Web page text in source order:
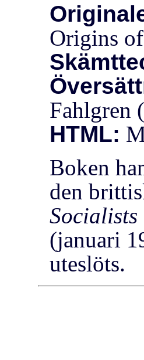
Origins
Fahlgren
HTML:
Boken
den
Socialists
(januari
uteslöts.